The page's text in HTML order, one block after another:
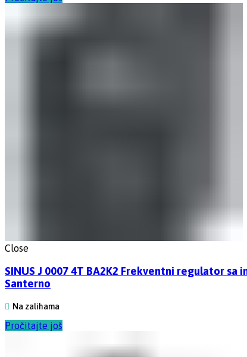
Close
SINUS J 0007 4T BA2K2 Frekventni regulator
Santerno
Na zalihama
Pročitajte još